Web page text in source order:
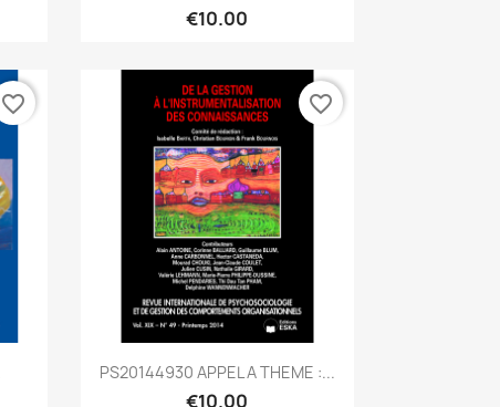
€10.00
favorite_border
Quick view
PS20144930 APPEL A THEME :...
€10.00
favorite_border